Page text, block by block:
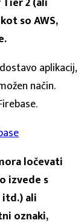
so AWS,
aplikacij,
način.
ločevati
izvede s
ali
oznaki,